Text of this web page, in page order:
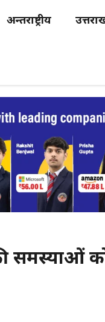
अन्तर्राष्ट्रीय
समस्याओं